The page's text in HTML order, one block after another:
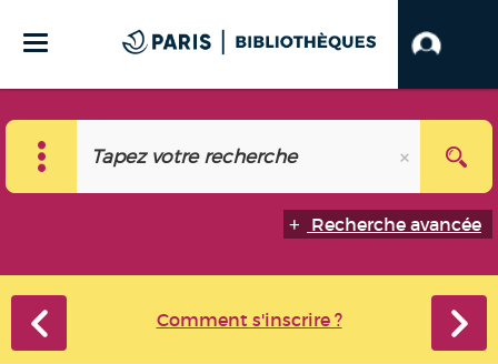
Recherche avancée
Comment s'inscrire ?